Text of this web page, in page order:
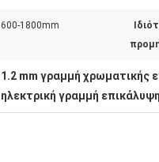
600-1800mm
1.2 mm γραμμή χρωματικής
ηλεκτρική γραμμή